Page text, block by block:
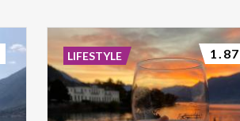
LIFESTYLE